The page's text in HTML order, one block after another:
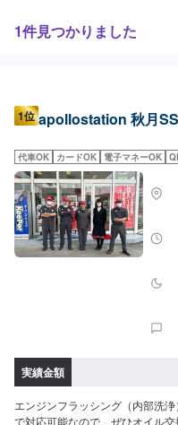
1件見つかりました
1位 apollostation 秋月
代車OK カードOK 電子マネーOK
実績金額
エンジンフラッシング（内部洗
で対応可能なので、ぜひオイル